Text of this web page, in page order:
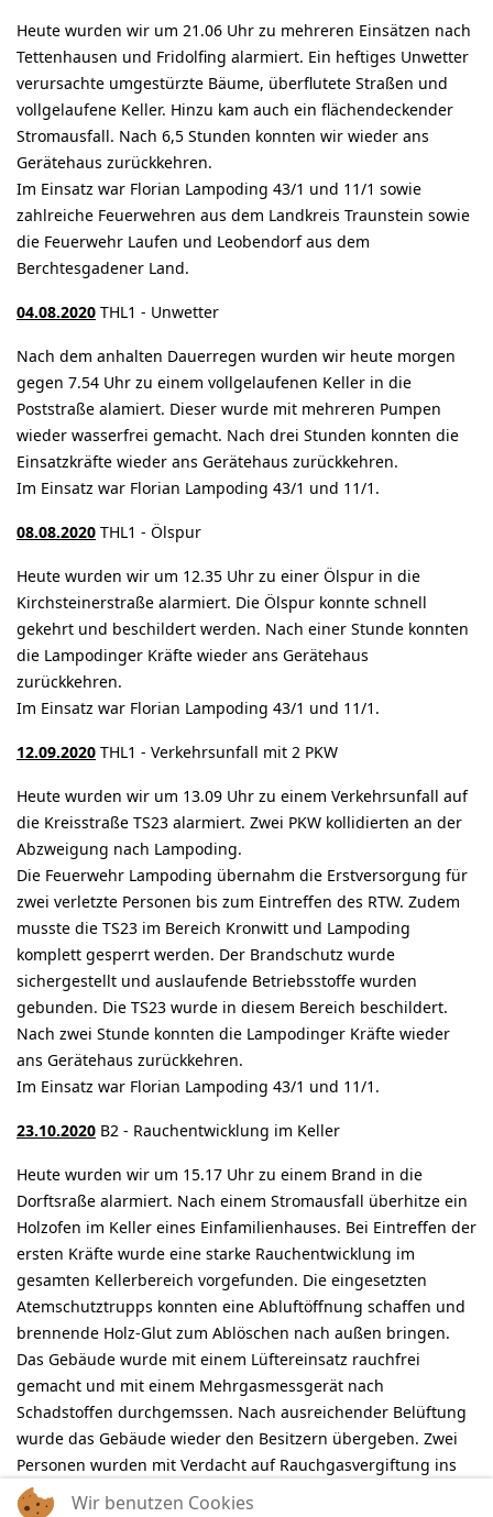
Heute wurden wir um 21.06 Uhr zu mehreren Einsätzen nach
Tettenhausen und Fridolfing alarmiert. Ein heftiges Unwetter
verursachte umgestürzte Bäume, überflutete Straßen und
vollgelaufene Keller. Hinzu kam auch ein flächendeckender
Stromausfall. Nach 6,5 Stunden konnten wir wieder ans
Gerätehaus zurückkehren.
Im Einsatz war Florian Lampoding 43/1 und 11/1 sowie
zahlreiche Feuerwehren aus dem Landkreis Traunstein sowie
die Feuerwehr Laufen und Leobendorf aus dem
Berchtesgadener Land.
04.08.2020 THL1 - Unwetter
Nach dem anhalten Dauerregen wurden wir heute morgen
gegen 7.54 Uhr zu einem vollgelaufenen Keller in die
Poststraße alamiert. Dieser wurde mit mehreren Pumpen
wieder wasserfrei gemacht. Nach drei Stunden konnten die
Einsatzkräfte wieder ans Gerätehaus zurückkehren.
Im Einsatz war Florian Lampoding 43/1 und 11/1.
08.08.2020 THL1 - Ölspur
Heute wurden wir um 12.35 Uhr zu einer Ölspur in die
Kirchsteinerstraße alarmiert. Die Ölspur konnte schnell
gekehrt und beschildert werden. Nach einer Stunde konnten
die Lampodinger Kräfte wieder ans Gerätehaus
zurückkehren.
Im Einsatz war Florian Lampoding 43/1 und 11/1.
12.09.2020 THL1 - Verkehrsunfall mit 2 PKW
Heute wurden wir um 13.09 Uhr zu einem Verkehrsunfall auf
die Kreisstraße TS23 alarmiert. Zwei PKW kollidierten an der
Abzweigung nach Lampoding.
Die Feuerwehr Lampoding übernahm die Erstversorgung für
zwei verletzte Personen bis zum Eintreffen des RTW. Zudem
musste die TS23 im Bereich Kronwitt und Lampoding
komplett gesperrt werden. Der Brandschutz wurde
sichergestellt und auslaufende Betriebsstoffe wurden
gebunden. Die TS23 wurde in diesem Bereich beschildert.
Nach zwei Stunde konnten die Lampodinger Kräfte wieder
ans Gerätehaus zurückkehren.
Im Einsatz war Florian Lampoding 43/1 und 11/1.
23.10.2020 B2 - Rauchentwicklung im Keller
Heute wurden wir um 15.17 Uhr zu einem Brand in die
Dorftsraße alarmiert. Nach einem Stromausfall überhitze ein
Holzofen im Keller eines Einfamilienhauses. Bei Eintreffen der
ersten Kräfte wurde eine starke Rauchentwicklung im
gesamten Kellerbereich vorgefunden. Die eingesetzten
Atemschutztrupps konnten eine Abluftöffnung schaffen und
brennende Holz-Glut zum Ablöschen nach außen bringen.
Das Gebäude wurde mit einem Lüftereinsatz rauchfrei
gemacht und mit einem Mehrgasmessgerät nach
Schadstoffen durchgemssen. Nach ausreichender Belüftung
wurde das Gebäude wieder den Besitzern übergeben. Zwei
Personen wurden mit Verdacht auf Rauchgasvergiftung ins
Krankenhaus gebracht. Nach einer guten Stunde konnten die
Wir benutzen Cookies